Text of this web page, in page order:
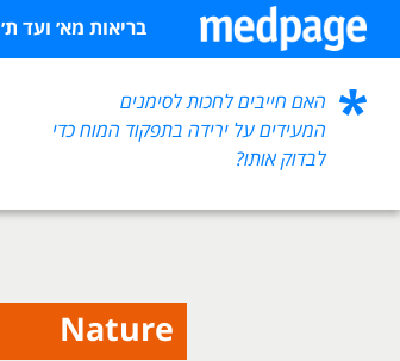
בריאות מא׳ ועד ת׳
האם חייבים לחכות לסימנים
המעידים על ירידה בתפקוד המוח כדי
לבדוק אותו?
Nature